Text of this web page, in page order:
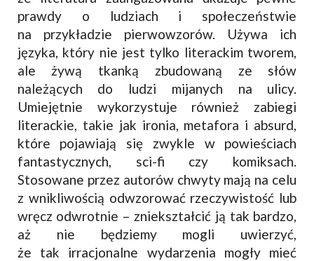
prawdy o ludziach i społeczeństwie
na przykładzie pierwowzorów. Używa ich
języka, który nie jest tylko literackim tworem,
ale żywą tkanką zbudowaną ze słów
należących do ludzi mijanych na ulicy.
Umiejętnie wykorzystuje również zabiegi
literackie, takie jak ironia, metafora i absurd,
które pojawiają się zwykle w powieściach
fantastycznych, sci-fi czy komiksach.
Stosowane przez autorów chwyty mają na celu
z wnikliwością odwzorować rzeczywistość lub
wręcz odwrotnie – zniekształcić ją tak bardzo,
aż nie będziemy mogli uwierzyć,
że tak irracjonalne wydarzenia mogły mieć